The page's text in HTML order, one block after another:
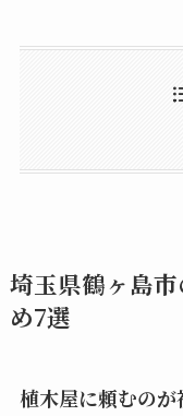
埼玉県鶴ヶ島
め7選
植木屋に頼むの